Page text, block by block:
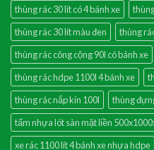
thùng rác 30 lít có 4 bánh xe
thùng rác 30 lít màu đen
thùng
thùng rác công cộng 90l có bánh xe
thùng rác hdpe 1100l 4 bánh xe
thùng rác nắp kín 100l
thùng
tấm nhựa lót sàn mặt liền
xe rác 1100 lít 4 bánh xe nhựa hdpe